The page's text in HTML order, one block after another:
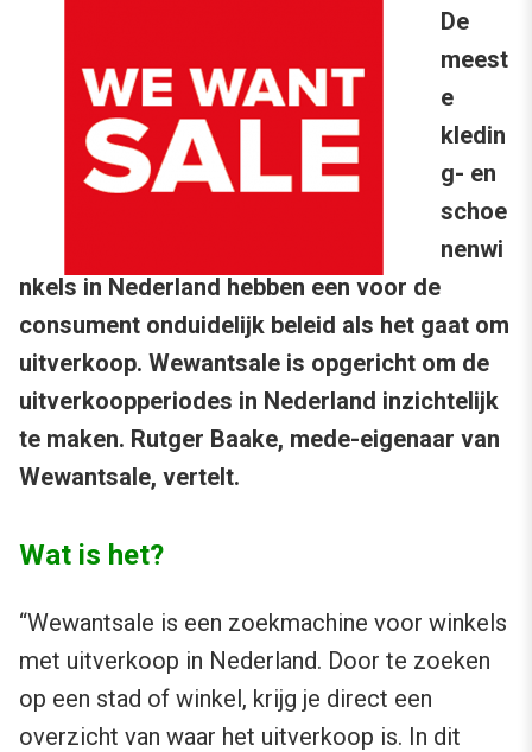
De
meest
e
kledin
g- en
schoe
nenwi
nkels in Nederland hebben een voor de
consument onduidelijk beleid als het gaat om
uitverkoop. Wewantsale is opgericht om de
uitverkoopperiodes in Nederland inzichtelijk
te maken. Rutger Baake, mede-eigenaar van
Wewantsale, vertelt.
Wat is het?
“Wewantsale is een zoekmachine voor winkels
met uitverkoop in Nederland. Door te zoeken
op een stad of winkel, krijg je direct een
overzicht van waar het uitverkoop is. In dit